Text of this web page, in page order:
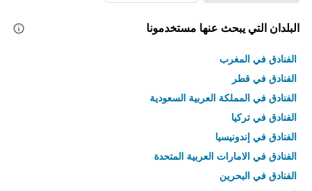
البلدان التي يبحث عنها مستخدمونا
الفنادق في المغرب
الفنادق في قطر
الفنادق في المملكة العربية السعودية
الفنادق في تركيا
الفنادق في إندونيسيا
الفنادق في الامارات العربية المتحدة
الفنادق في البحرين